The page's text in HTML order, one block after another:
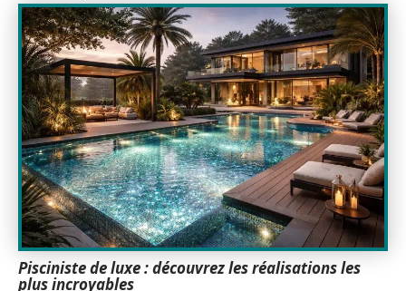
Pisciniste de luxe : découvrez les réalisations les
plus incroyables